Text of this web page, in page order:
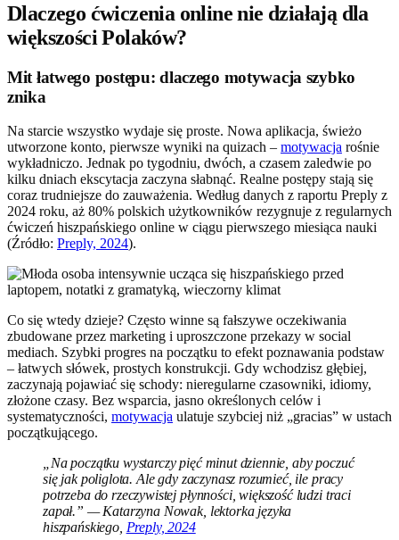
Dlaczego ćwiczenia online nie działają dla
większości Polaków?
Mit łatwego postępu: dlaczego motywacja szybko
znika
Na starcie wszystko wydaje się proste. Nowa aplikacja, świeżo
utworzone konto, pierwsze wyniki na quizach – motywacja rośnie
wykładniczo. Jednak po tygodniu, dwóch, a czasem zaledwie po
kilku dniach ekscytacja zaczyna słabnąć. Realne postępy stają się
coraz trudniejsze do zauważenia. Według danych z raportu Preply z
2024 roku, aż 80% polskich użytkowników rezygnuje z regularnych
ćwiczeń hiszpańskiego online w ciągu pierwszego miesiąca nauki
(Źródło: Preply, 2024).
Co się wtedy dzieje? Często winne są fałszywe oczekiwania
zbudowane przez marketing i uproszczone przekazy w social
mediach. Szybki progres na początku to efekt poznawania podstaw
– łatwych słówek, prostych konstrukcji. Gdy wchodzisz głębiej,
zaczynają pojawiać się schody: nieregularne czasowniki, idiomy,
złożone czasy. Bez wsparcia, jasno określonych celów i
systematyczności, motywacja ulatuje szybciej niż „gracias” w ustach
początkującego.
„Na początku wystarczy pięć minut dziennie, aby poczuć
się jak poliglota. Ale gdy zaczynasz rozumieć, ile pracy
potrzeba do rzeczywistej płynności, większość ludzi traci
zapał.” — Katarzyna Nowak, lektorka języka
hiszpańskiego, Preply, 2024